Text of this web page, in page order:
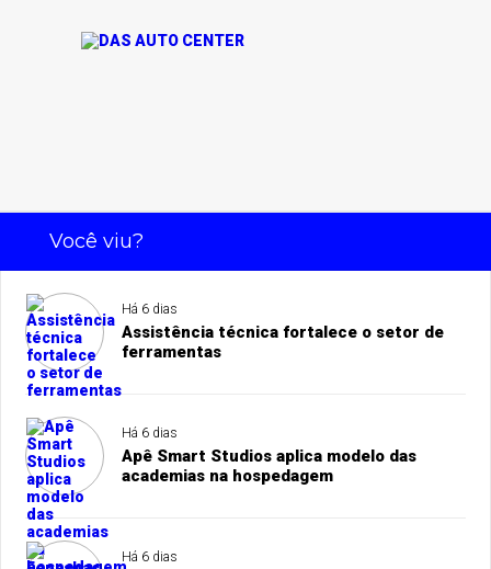
Você viu?
Há 6 dias
Assistência técnica fortalece o setor de
ferramentas
Há 6 dias
Apê Smart Studios aplica modelo das
academias na hospedagem
Há 6 dias